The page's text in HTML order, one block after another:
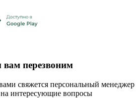
перезвоним
свяжется персональный менеджер
на интересующие вопросы